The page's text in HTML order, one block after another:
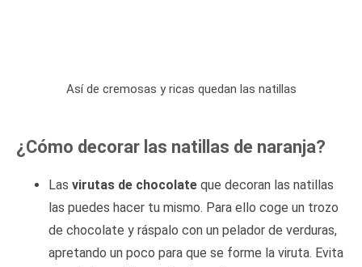
Así de cremosas y ricas quedan las natillas
¿Cómo decorar las natillas de naranja?
Las virutas de chocolate que decoran las natillas
las puedes hacer tu mismo. Para ello coge un trozo
de chocolate y ráspalo con un pelador de verduras,
apretando un poco para que se forme la viruta. Evita